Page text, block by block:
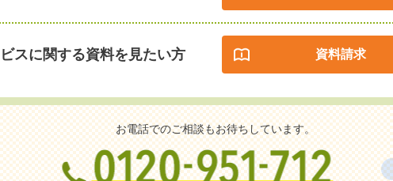
スに関する資料を見たい方 資料請求
お電話でのご相談もお待ちしています。